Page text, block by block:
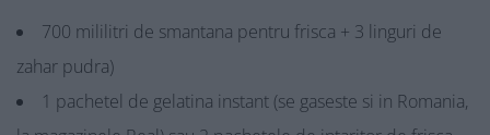
700 mililitri de smantana pentru frisca + 3 linguri de
zahar pudra)
1 pachetel de gelatina instant (se gaseste si in Romania,